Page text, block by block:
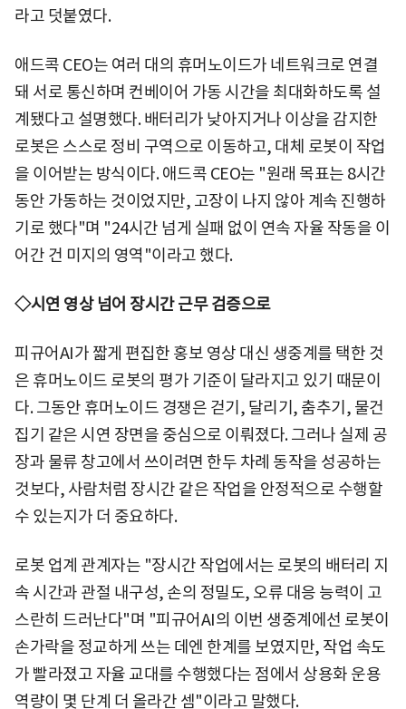
라고 덧붙였다.
애드콕 CEO는 여러 대의 휴머노이드가 네트워크로 연결
돼 서로 통신하며 컨베이어 가동 시간을 최대화하도록 설
계됐다고 설명했다. 배터리가 낮아지거나 이상을 감지한
로봇은 스스로 정비 구역으로 이동하고, 대체 로봇이 작업
을 이어받는 방식이다. 애드콕 CEO는 "원래 목표는 8시간
동안 가동하는 것이었지만, 고장이 나지 않아 계속 진행하
기로 했다"며 "24시간 넘게 실패 없이 연속 자율 작동을 이
어간 건 미지의 영역"이라고 했다.
◇시연 영상 넘어 장시간 근무 검증으로
피규어AI가 짧게 편집한 홍보 영상 대신 생중계를 택한 것
은 휴머노이드 로봇의 평가 기준이 달라지고 있기 때문이
다. 그동안 휴머노이드 경쟁은 걷기, 달리기, 춤추기, 물건
집기 같은 시연 장면을 중심으로 이뤄졌다. 그러나 실제 공
장과 물류 창고에서 쓰이려면 한두 차례 동작을 성공하는
것보다, 사람처럼 장시간 같은 작업을 안정적으로 수행할
수 있는지가 더 중요하다.
로봇 업계 관계자는 "장시간 작업에서는 로봇의 배터리 지
속 시간과 관절 내구성, 손의 정밀도, 오류 대응 능력이 고
스란히 드러난다"며 "피규어AI의 이번 생중계에선 로봇이
손가락을 정교하게 쓰는 데엔 한계를 보였지만, 작업 속도
가 빨라졌고 자율 교대를 수행했다는 점에서 상용화 운용
역량이 몇 단계 더 올라간 셈"이라고 말했다.